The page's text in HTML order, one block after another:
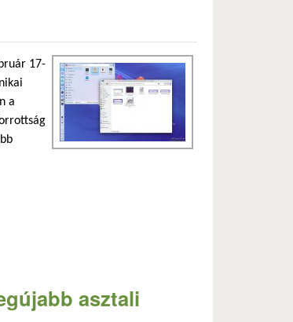
17-
a
asztali